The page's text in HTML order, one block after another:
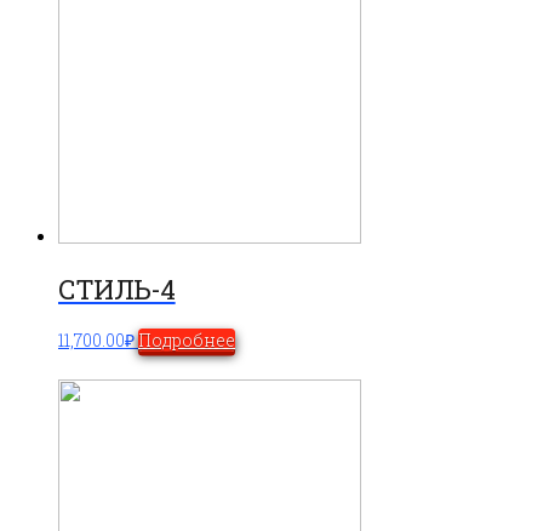
СТИЛЬ-4
11,700.00₽Подробнее